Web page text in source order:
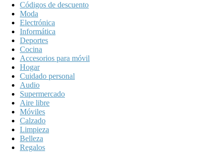
Códigos de descuento
Moda
Electrónica
Informática
Deportes
Cocina
Accesorios para móvil
Hogar
Cuidado personal
Audio
Supermercado
Aire libre
Móviles
Calzado
Limpieza
Belleza
Regalos